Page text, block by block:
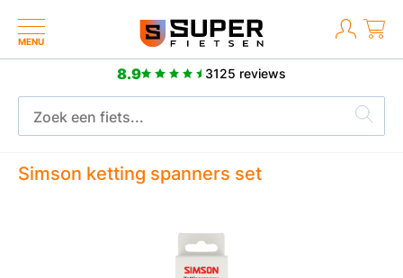
MENU
8.9 3125 reviews
2 jaar fabrieksgarantie
Simson ketting spanners set